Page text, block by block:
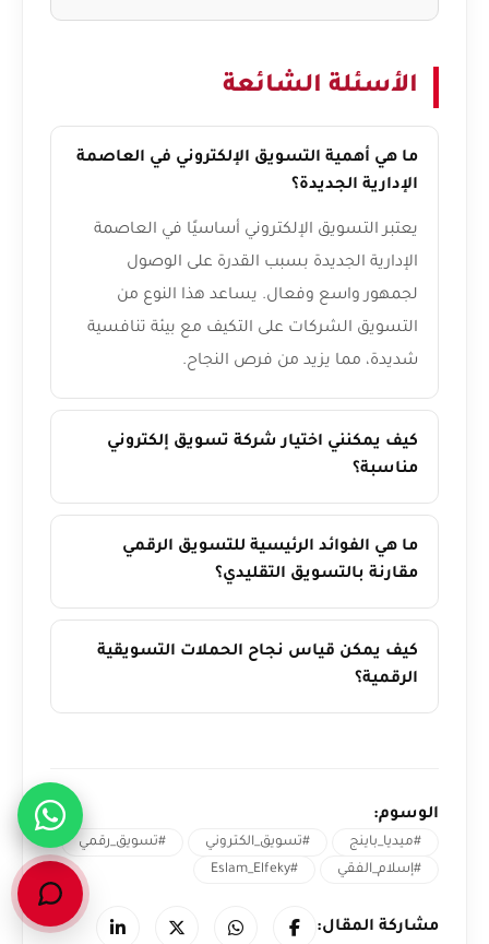
الأسئلة الشائعة
ما هي أهمية التسويق الإلكتروني في العاصمة
الإدارية الجديدة؟
يعتبر التسويق الإلكتروني أساسيًا في العاصمة
الإدارية الجديدة بسبب القدرة على الوصول
لجمهور واسع وفعال. يساعد هذا النوع من
التسويق الشركات على التكيف مع بيئة تنافسية
شديدة، مما يزيد من فرص النجاح.
كيف يمكنني اختيار شركة تسويق إلكتروني
مناسبة؟
ما هي الفوائد الرئيسية للتسويق الرقمي
مقارنة بالتسويق التقليدي؟
كيف يمكن قياس نجاح الحملات التسويقية
الرقمية؟
الوسوم:
#ميديا_باينج #تسويق_الكتروني
#تسويق_رقمي
#إسلام_الفقي
#Eslam_Elfeky
مشاركة المقال: